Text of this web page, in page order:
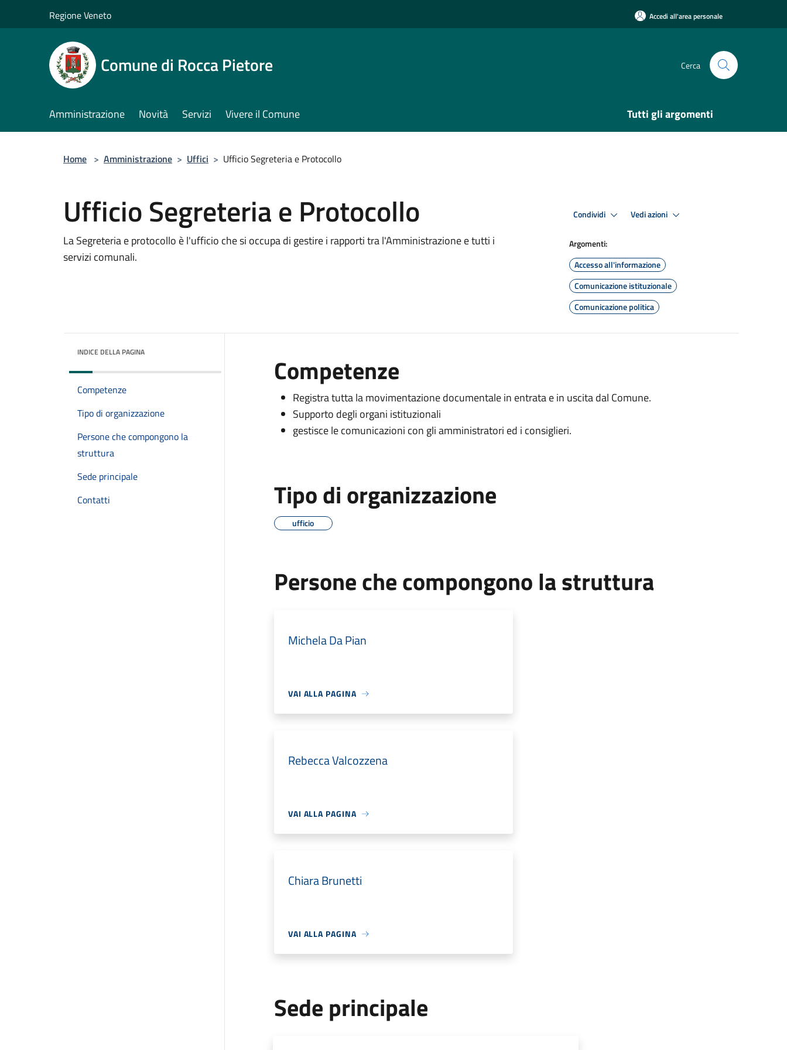
Regione Veneto Accedi all'area personale
Comune di Rocca Pietore Cerca
Amministrazione Novità Servizi Vivere il Comune Tutti gli argomenti
Home > Amministrazione > Uffici > Ufficio Segreteria e Protocollo
Ufficio Segreteria e Protocollo
La Segreteria e protocollo è l'ufficio che si occupa di gestire i rapporti tra l'Amministrazione e tutti i
servizi comunali.
Condividi Vedi azioni
Argomenti:
Accesso all'informazione
Comunicazione istituzionale
Comunicazione politica
INDICE DELLA PAGINA
Competenze
Tipo di organizzazione
Persone che compongono la
struttura
Sede principale
Contatti
Competenze
Registra tutta la movimentazione documentale in entrata e in uscita dal Comune.
Supporto degli organi istituzionali
gestisce le comunicazioni con gli amministratori ed i consiglieri.
Tipo di organizzazione
ufficio
Persone che compongono la struttura
Michela Da Pian
VAI ALLA PAGINA
Rebecca Valcozzena
VAI ALLA PAGINA
Chiara Brunetti
VAI ALLA PAGINA
Sede principale